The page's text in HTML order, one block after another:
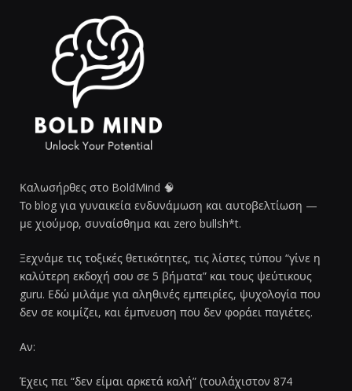
Καλωσήρθες στο BoldMind 🧠
Το blog για γυναικεία ενδυνάμωση και αυτοβελτίωση —
με χιούμορ, συναίσθημα και zero bullsh*t.
Ξεχνάμε τις τοξικές θετικότητες, τις λίστες τύπου “γίνε η
καλύτερη εκδοχή σου σε 5 βήματα” και τους ψεύτικους
guru. Εδώ μιλάμε για αληθινές εμπειρίες, ψυχολογία που
δεν σε κοιμίζει, και έμπνευση που δεν φοράει παγιέτες.
Αν:
Έχεις πει “δεν είμαι αρκετά καλή” (τουλάχιστον 874